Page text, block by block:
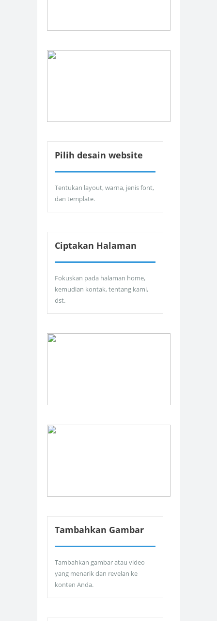
Pilih desain website
Tentukan layout, warna, jenis font,
dan template.
Ciptakan Halaman
Fokuskan pada halaman home,
kemudian kontak, tentang kami,
dst.
Tambahkan Gambar
Tambahkan gambar atau video
yang menarik dan revelan ke
konten Anda.